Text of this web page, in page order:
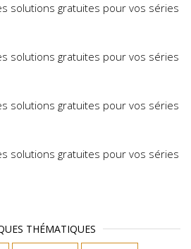
solutions gratuites pour vos séries
solutions gratuites pour vos séries
solutions gratuites pour vos séries
solutions gratuites pour vos séries
THÉMATIQUES